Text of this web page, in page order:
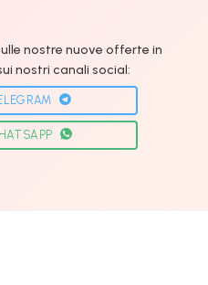
nostre nuove offerte in
nostri canali social: